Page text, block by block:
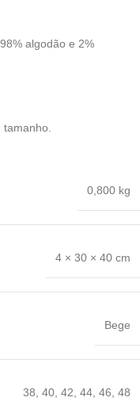
algodão e 2%
0,800 kg
4 × 30 × 40 cm
Bege
38 40 42 44 46 48